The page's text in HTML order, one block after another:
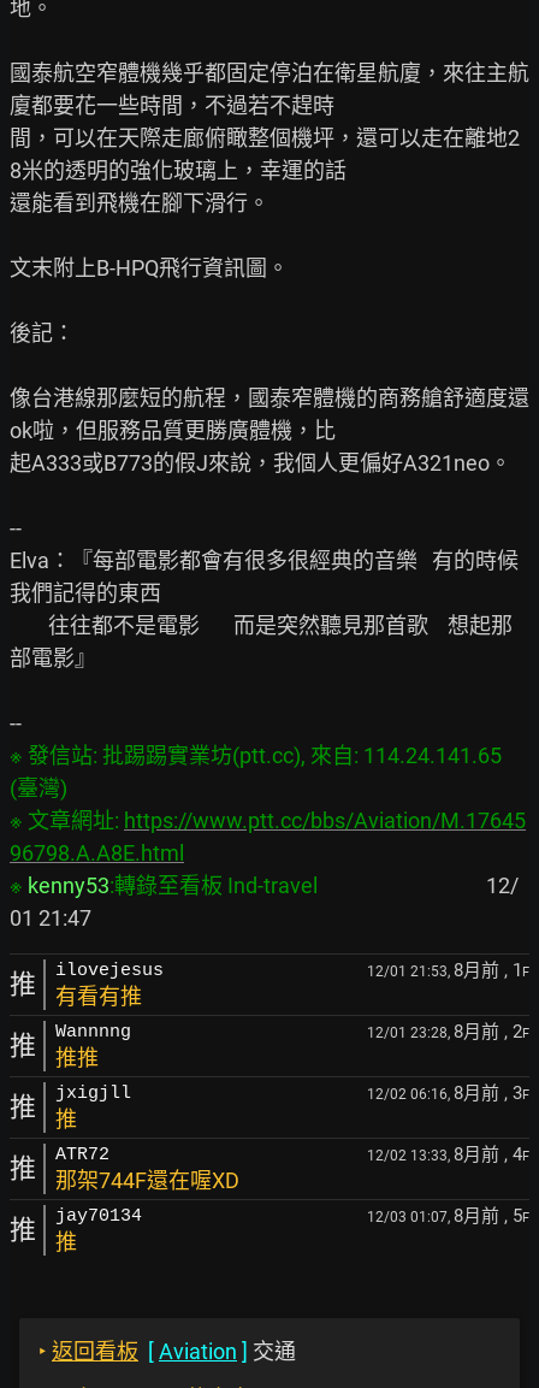
地。
國泰航空窄體機幾乎都固定停泊在衛星航廈，來往主航
廈都要花一些時間，不過若不趕時
間，可以在天際走廊俯瞰整個機坪，還可以走在離地2
8米的透明的強化玻璃上，幸運的話
還能看到飛機在腳下滑行。
文末附上B-HPQ飛行資訊圖。
後記：
像台港線那麼短的航程，國泰窄體機的商務艙舒適度還
ok啦，但服務品質更勝廣體機，比
起A333或B773的假J來說，我個人更偏好A321neo。
--
Elva：『每部電影都會有很多很經典的音樂   有的時候
我們記得的東西
部電影』
※ 發信站: 批踢踢實業坊(ptt.cc), 來自: 114.24.141.65
(臺灣)
※ 文章網址: https://www.ptt.cc/bbs/Aviation/M.17645
96798.A.A8E.html
※ kenny53:轉錄至看板 Ind-travel
                                   12/
推 ilovejesus 12/01 21:53, 8月前 , 1 F
有看有推
推 Wannnng 12/01 23:28, 8月前 , 2F
推推
推 jxigjll 12/02 06:16, 8月前 , 3F
推
推 ATR72 12/02 13:33, 8月前 , 4F
那架744F還在喔XD
推 jay70134 12/03 01:07, 8月前 , 5F
推
‣ 返回看板 [Aviation ] 交通